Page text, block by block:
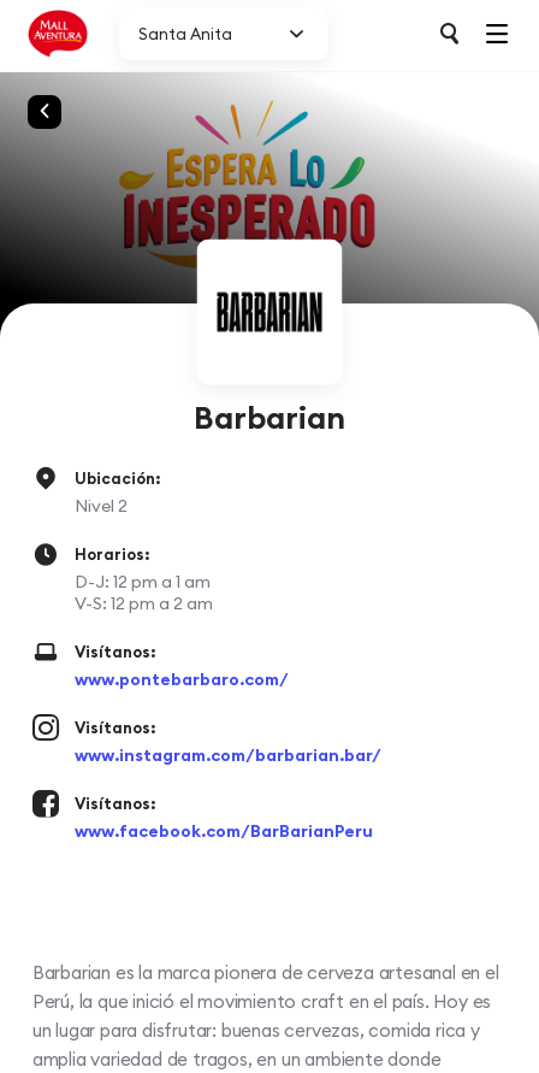
Santa Anita
Barbarian
Ubicación:
Nivel 2
Horarios:
D-J: 12 pm a 1 am
V-S: 12 pm a 2 am
Visítanos:
www.pontebarbaro.com/
Visítanos:
www.instagram.com/barbarian.bar/
Visítanos:
www.facebook.com/BarBarianPeru
Barbarian es la marca pionera de cerveza artesanal en el
Perú, la que inició el movimiento craft en el país. Hoy es
un lugar para disfrutar: buenas cervezas, comida rica y
amplia variedad de tragos, en un ambiente donde